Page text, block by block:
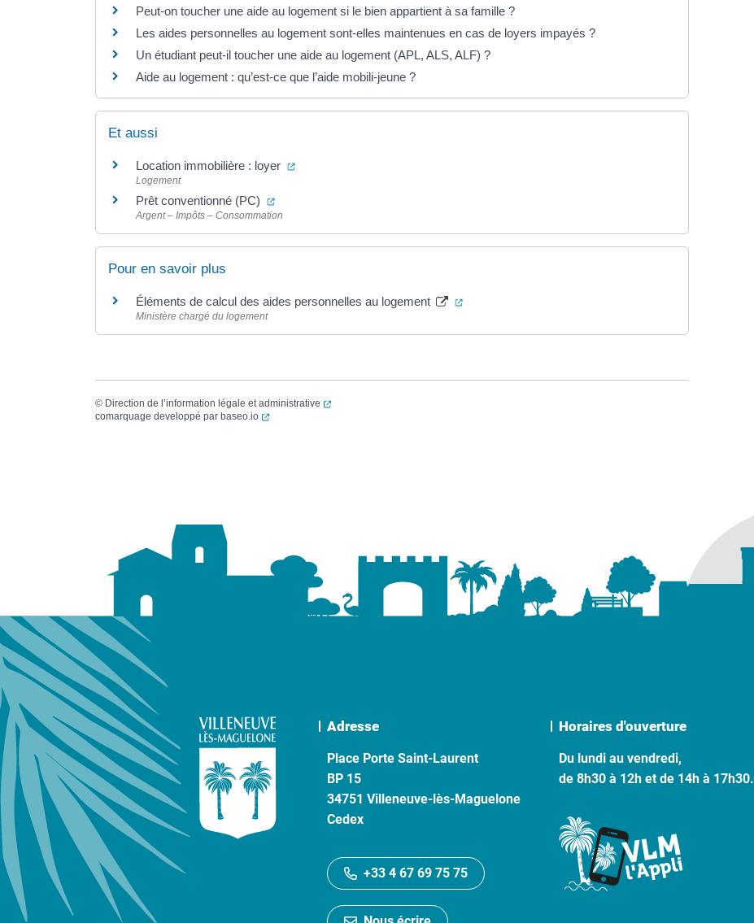
Peut-on toucher une aide au logement si le bien appartient à sa famille ?
Les aides personnelles au logement sont-elles maintenues en cas de loyers impayés ?
Un étudiant peut-il toucher une aide au logement (APL, ALS, ALF) ?
Aide au logement : qu’est-ce que l’aide mobili-jeune ?
Et aussi
Location immobilière : loyer (ouverture dans un nouvel onglet)
Logement
Prêt conventionné (PC) (ouverture dans un nouvel onglet)
Argent – Impôts – Consommation
Pour en savoir plus
Éléments de calcul des aides personnelles au logement (ouverture dans un nouvel onglet)
Ministère chargé du logement
© Direction de l’information légale et administrative
(ouverture dans un nouvel onglet)
comarquage developpé par baseo.io (ouverture dans un nouvel onglet)
Adresse
Place Porte Saint-Laurent
BP 15
34751 Villeneuve-lès-Maguelone
Cedex
+33 4 67 69 75 75
Horaires d'ouverture
Du lundi au vendredi,
de 8h30 à 12h et de 14h à 17h30.